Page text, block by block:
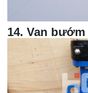
14. Van bướm